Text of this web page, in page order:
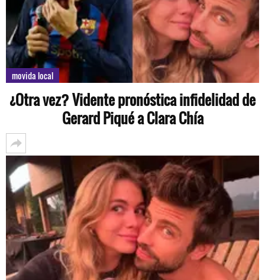
movida local
¿Otra vez? Vidente pronóstica infidelidad de
Gerard Piqué a Clara Chía